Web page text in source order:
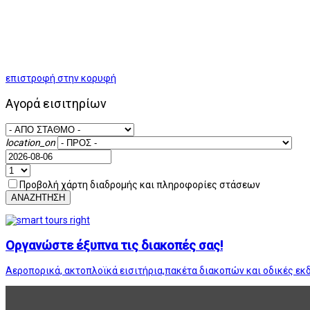
επιστροφή στην κορυφή
Αγορά εισιτηρίων
location_on
Προβολή χάρτη διαδρομής και πληροφορίες στάσεων
ΑΝΑΖΗΤΗΣΗ
Οργανώστε έξυπνα τις διακοπές σας!
Αεροπορικά, ακτοπλοϊκά εισιτήρια,πακέτα διακοπών και οδικές